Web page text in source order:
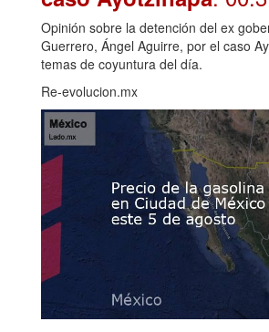
Opinión sobre la detención del ex
Guerrero, Ángel Aguirre, por el caso
temas de coyuntura del día.
Re-evolucion.mx